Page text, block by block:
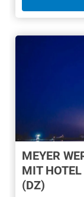
MEYER
MIT
(DZ)